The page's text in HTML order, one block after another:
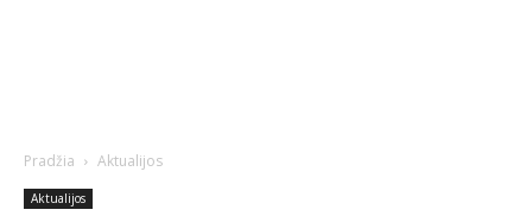
Pradžia Aktualijos
Aktualijos